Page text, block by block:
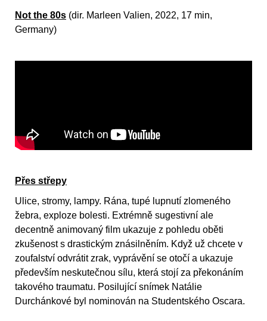
Not the 80s (dir. Marleen Valien, 2022, 17 min,
Germany)
Přes střepy
Ulice, stromy, lampy. Rána, tupé lupnutí zlomeného
žebra, exploze bolesti. Extrémně sugestivní ale
decentně animovaný film ukazuje z pohledu oběti
zkušenost s drastickým znásilněním. Když už chcete v
zoufalství odvrátit zrak, vyprávění se otočí a ukazuje
především neskutečnou sílu, která stojí za překonáním
takového traumatu. Posilující snímek Natálie
Durchánkové byl nominován na Studentského Oscara.